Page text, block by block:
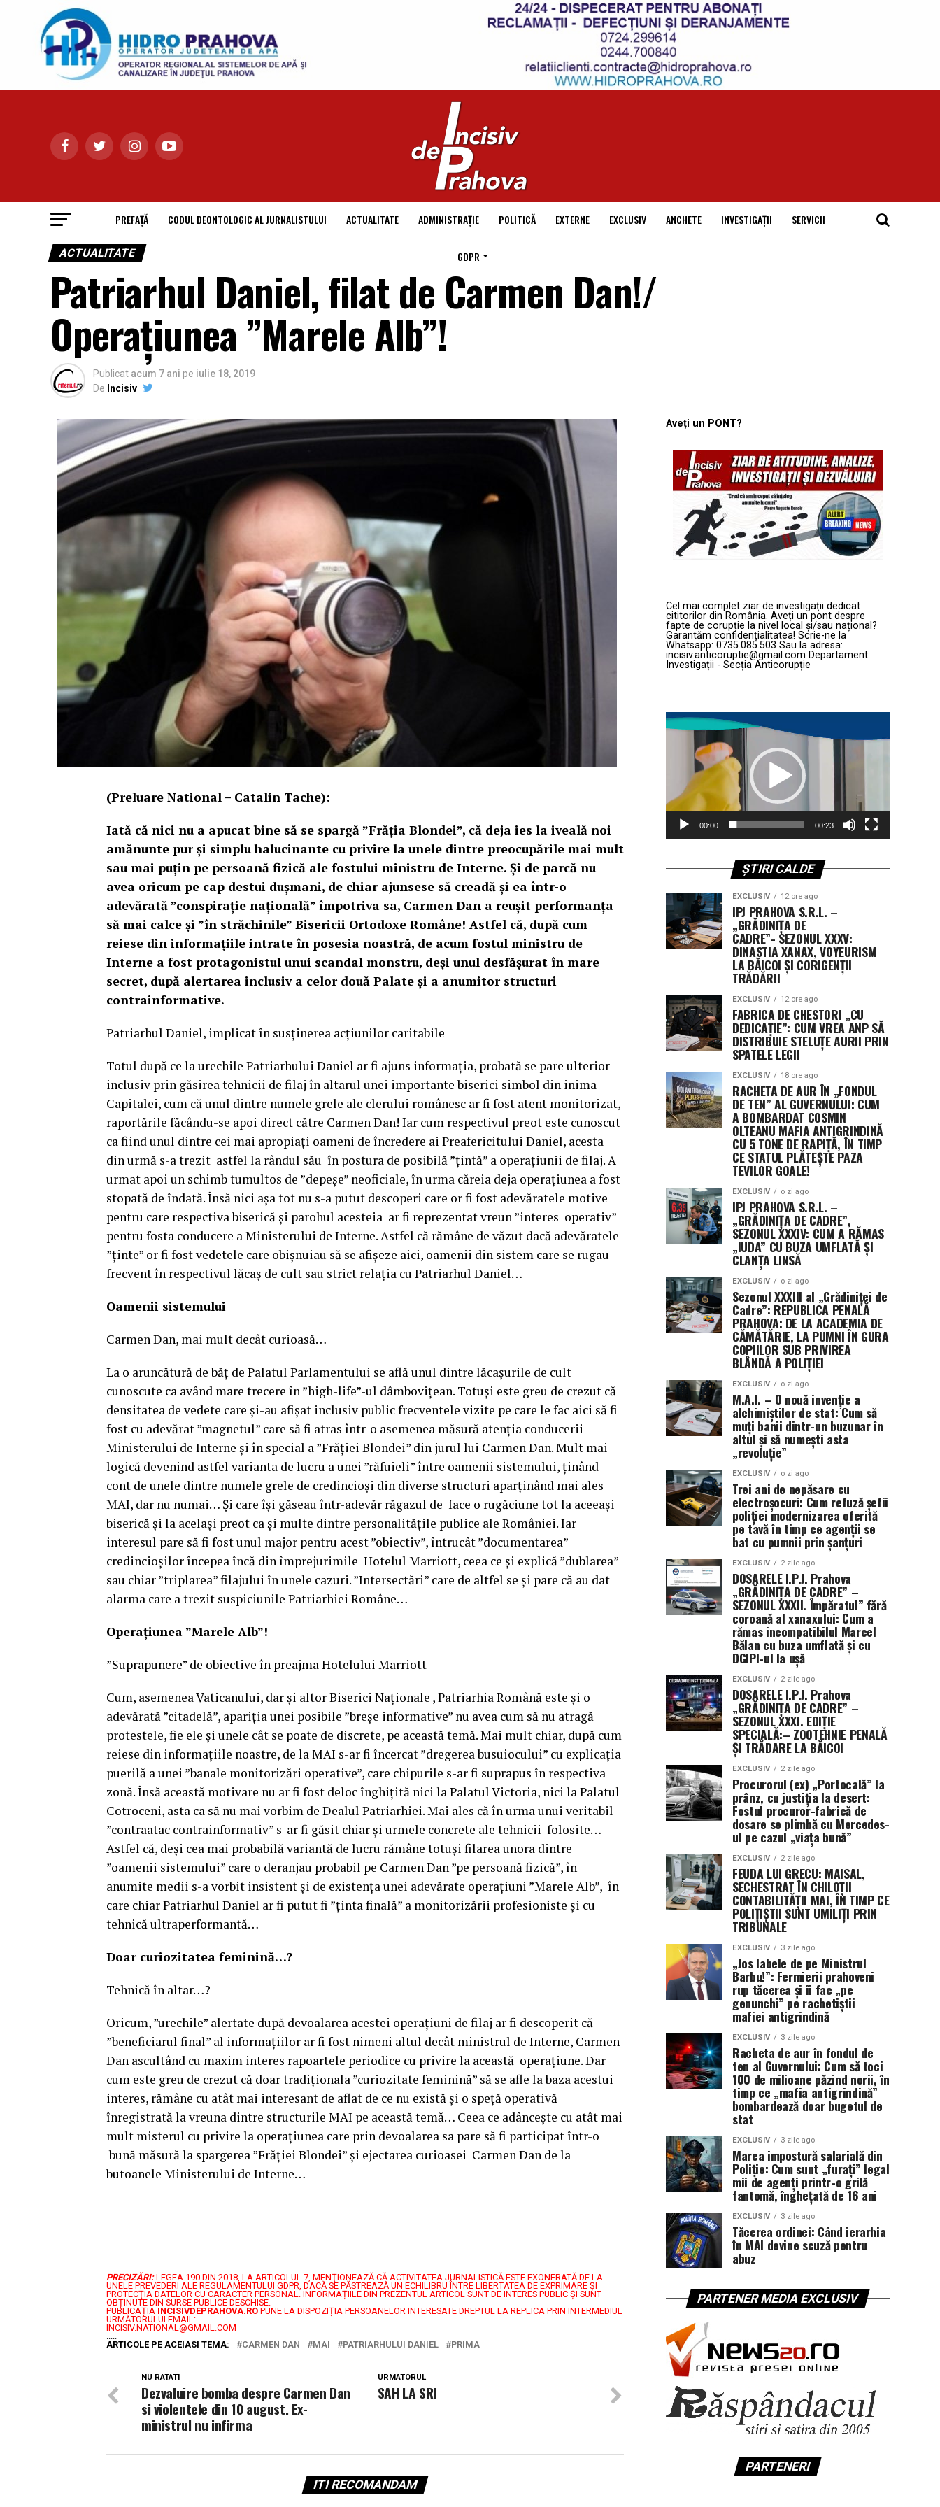
PREFAȚĂ CODUL DEONTOLOGIC AL JURNALISTULUI ACTUALITATE ADMINISTRAȚIE POLITICĂ EXTERNE EXCLUSIV ANCHETE INVESTIGAȚII SERVICII
GDPR
ACTUALITATE
Patriarhul Daniel, filat de Carmen Dan!/
Operațiunea ”Marele Alb”!
Publicat acum 7 ani pe iulie 18, 2019
De Incisiv
(Preluare National – Catalin Tache):
Iată că nici nu a apucat bine să se spargă ”Frăția Blondei”, că deja ies la iveală noi
amănunte pur și simplu halucinante cu privire la unele dintre preocupările mai mult
sau mai puțin pe persoană fizică ale fostului ministru de Interne. Și de parcă nu
avea oricum pe cap destui dușmani, de chiar ajunsese să creadă și ea într-o
adevărată ”conspirație națională” împotriva sa, Carmen Dan a reușit performanța
să mai calce și ”în străchinile” Bisericii Ortodoxe Române! Astfel că, după cum
reiese din informațiile intrate în posesia noastră, de acum fostul ministru de
Interne a fost protagonistul unui scandal monstru, deși unul desfășurat în mare
secret, după alertarea inclusiv a celor două Palate și a anumitor structuri
contrainformative.
Patriarhul Daniel, implicat în susținerea acțiunilor caritabile
Totul după ce la urechile Patriarhului Daniel ar fi ajuns informația, probată se pare ulterior
inclusiv prin găsirea tehnicii de filaj în altarul unei importante biserici simbol din inima
Capitalei, cum că unul dintre numele grele ale clerului românesc ar fi fost atent monitorizat,
raportările făcându-se apoi direct către Carmen Dan! Iar cum respectivul preot este cunoscut
ca fiind unul dintre cei mai apropiați oameni de încredere ai Preafericitului Daniel, acesta
din urmă s-a trezit astfel la rândul său în postura de posibilă ”țintă” a operațiunii de filaj. A
urmat apoi un schimb tumultos de ”depeșe” neoficiale, în urma căreia deja operațiunea a fost
stopată de îndată. Însă nici așa tot nu s-a putut descoperi care or fi fost adevăratele motive
pentru care respectiva biserică și parohul acesteia ar fi reprezentat vreun ”interes operativ”
pentru fosta conducere a Ministerului de Interne. Astfel că rămâne de văzut dacă adevăratele
”ținte” or fi fost vedetele care obișnuiau să se afișeze aici, oamenii din sistem care se rugau
frecvent în respectivul lăcaș de cult sau strict relația cu Patriarhul Daniel…
Oamenii sistemului
Carmen Dan, mai mult decât curioasă…
La o aruncătură de băț de Palatul Parlamentului se află unul dintre lăcașurile de cult
cunoscute ca având mare trecere în ”high-life”-ul dâmbovițean. Totuși este greu de crezut că
densitatea de vedete care și-au afișat inclusiv public frecventele vizite pe care le fac aici să fi
fost cu adevărat ”magnetul” care să fi atras într-o asemenea măsură atenția conducerii
Ministerului de Interne și în special a ”Frăției Blondei” din jurul lui Carmen Dan. Mult mai
logică devenind astfel varianta de lucru a unei ”răfuieli” între oamenii sistemului, ținând
cont de unele dintre numele grele de credincioși din diverse structuri aparținând mai ales
MAI, dar nu numai… Și care își găseau într-adevăr răgazul de face o rugăciune tot la aceeași
biserică și la același preot ca și multe dintre personalitățile publice ale României. Iar
interesul pare să fi fost unul major pentru acest ”obiectiv”, întrucât ”documentarea”
credincioșilor începea încă din împrejurimile Hotelul Marriott, ceea ce și explică ”dublarea”
sau chiar ”triplarea” filajului în unele cazuri. ”Intersectări” care de altfel se și pare că au dat
alarma care a trezit suspiciunile Patriarhiei Române…
Operațiunea ”Marele Alb”!
”Suprapunere” de obiective în preajma Hotelului Marriott
Cum, asemenea Vaticanului, dar și altor Biserici Naționale , Patriarhia Română este și o
adevărată ”citadelă”, apariția unei posibile ”breșe informative” nu avea cum să nu atragă
protestele, fie ele și unele cât se poate de discrete, pe această temă. Mai mult chiar, după cum
reiese din informațiile noastre, de la MAI s-ar fi încercat ”dregerea busuiocului” cu explicația
puerilă a unei ”banale monitorizări operative”, care chipurile s-ar fi suprapus în respectiva
zonă. Însă această motivare nu ar fi fost deloc înghițită nici la Palatul Victoria, nici la Palatul
Cotroceni, asta ca să nu mai vorbim de Dealul Patriarhiei. Mai ales că în urma unui veritabil
”contraatac contrainformativ” s-ar fi găsit chiar și urmele concrete ale tehnicii folosite…
Astfel că, deși cea mai probabilă variantă de lucru rămâne totuși filarea unora dintre
”oamenii sistemului” care o deranjau probabil pe Carmen Dan ”pe persoană fizică”, în
anumite medii s-a vorbit insistent și de existența unei adevărate operațiuni ”Marele Alb”, în
care chiar Patriarhul Daniel ar fi putut fi ”ținta finală” a monitorizării profesioniste și cu
tehnică ultraperformantă…
Doar curiozitatea feminină…?
Tehnică în altar…?
Oricum, ”urechile” alertate după devoalarea acestei operațiuni de filaj ar fi descoperit că
”beneficiarul final” al informațiilor ar fi fost nimeni altul decât ministrul de Interne, Carmen
Dan ascultând cu maxim interes rapoartele periodice cu privire la această operațiune. Dar
cum este greu de crezut că doar tradiționala ”curiozitate feminină” să se afle la baza acestui
interes, rămâne cu atât mai interesant de aflat de ce nu există și o speță operativă
înregistrată la vreuna dintre structurile MAI pe această temă… Ceea ce adâncește cu atât mai
mult misterul cu privire la operațiunea care prin devoalarea sa pare să fi participat într-o
bună măsură la spargerea ”Frăției Blondei” și ejectarea curioasei Carmen Dan de la
butoanele Ministerului de Interne…
PRECIZĂRI: LEGEA 190 DIN 2018, LA ARTICOLUL 7, MENŢIONEAZĂ CĂ ACTIVITATEA JURNALISTICĂ ESTE EXONERATĂ DE LA
UNELE PREVEDERI ALE REGULAMENTULUI GDPR, DACĂ SE PĂSTREAZĂ UN ECHILIBRU ÎNTRE LIBERTATEA DE EXPRIMARE ŞI
PROTECŢIA DATELOR CU CARACTER PERSONAL. INFORMAȚIILE DIN PREZENTUL ARTICOL SUNT DE INTERES PUBLIC ȘI SUNT
OBȚINUTE DIN SURSE PUBLICE DESCHISE.
PUBLICAȚIA INCISIVDEPRAHOVA.RO PUNE LA DISPOZIȚIA PERSOANELOR INTERESATE DREPTUL LA REPLICA PRIN INTERMEDIUL
URMĂTORULUI EMAIL:
INCISIV.NATIONAL@GMAIL.COM
.....
ARTICOLE PE ACEIASI TEMA:
CARMEN DAN MAI PATRIARHULUI DANIEL PRIMA
URMATORUL
SAH LA SRI
NU RATATI
Dezvaluire bomba despre Carmen Dan
si violentele din 10 august. Ex-
ministrul nu infirma
ITI RECOMANDAM
Aveți un PONT?
Cel mai complet ziar de investigații dedicat
cititorilor din România. Aveți un pont despre
fapte de corupție la nivel local și/sau național?
Garantăm confidențialitatea! Scrie-ne la
Whatsapp: 0735.085.503 Sau la adresa:
incisiv.anticoruptie@gmail.com Departament
Investigații - Secția Anticorupție
Player
video
00:00 00:23
ȘTIRI CALDE
EXCLUSIV 12 ore ago
IPJ PRAHOVA S.R.L. –
„GRĂDINIȚA DE
CADRE”- SEZONUL XXXV:
DINASTIA XANAX, VOYEURISM
LA BĂICOI ȘI CORIGENȚII
TRĂDĂRII
EXCLUSIV 12 ore ago
FABRICA DE CHESTORI „CU
DEDICAȚIE”: CUM VREA ANP SĂ
DISTRIBUIE STELUȚE AURII PRIN
SPATELE LEGII
EXCLUSIV 18 ore ago
RACHETA DE AUR ÎN „FONDUL
DE TEN” AL GUVERNULUI: CUM
A BOMBARDAT COSMIN
OLTEANU MAFIA ANTIGRINDINĂ
CU 5 TONE DE RAPIȚĂ, ÎN TIMP
CE STATUL PLĂTEȘTE PAZA
TEVILOR GOALE!
EXCLUSIV o zi ago
IPJ PRAHOVA S.R.L. –
„GRĂDINIȚA DE CADRE”,
SEZONUL XXXIV: CUM A RĂMAS
„IUDA” CU BUZA UMFLATĂ ȘI
CLANȚA LINSĂ
EXCLUSIV o zi ago
Sezonul XXXIII al „Grădiniței de
Cadre”: REPUBLICA PENALĂ
PRAHOVA: DE LA ACADEMIA DE
CĂMĂTĂRIE, LA PUMNI ÎN GURA
COPIILOR SUB PRIVIREA
BLÂNDĂ A POLIȚIEI
EXCLUSIV o zi ago
M.A.I. – O nouă invenție a
alchimiștilor de stat: Cum să
muți banii dintr-un buzunar în
altul și să numești asta
„revoluție”
EXCLUSIV o zi ago
Trei ani de nepăsare cu
electroșocuri: Cum refuză șefii
poliției modernizarea oferită
pe tavă în timp ce agenții se
bat cu pumnii prin șanțuri
EXCLUSIV 2 zile ago
DOSARELE I.P.J. Prahova
„GRĂDINIȚA DE CADRE” –
SEZONUL XXXII. Împăratul” fără
coroană al xanaxului: Cum a
rămas incompatibilul Marcel
Bălan cu buza umflată și cu
DGIPI-ul la ușă
EXCLUSIV 2 zile ago
DOSARELE I.P.J. Prahova
„GRĂDINIȚA DE CADRE” –
SEZONUL XXXI. EDIȚIE
SPECIALĂ:– ZOOTEHNIE PENALĂ
ȘI TRĂDARE LA BĂICOI
EXCLUSIV 2 zile ago
Procurorul (ex) „Portocală” la
prânz, cu justiția la desert:
Fostul procuror-fabrică de
dosare se plimbă cu Mercedes-
ul pe cazul „viața bună”
EXCLUSIV 2 zile ago
FEUDA LUI GRECU: MAISAL,
SECHESTRAT ÎN CHILOȚII
CONTABILITĂȚII MAI, ÎN TIMP CE
POLIȚIȘTII SUNT UMILIȚI PRIN
TRIBUNALE
EXCLUSIV 3 zile ago
„Jos labele de pe Ministrul
Barbu!”: Fermierii prahoveni
rup tăcerea și îi fac „pe
genunchi” pe rachetiștii
mafiei antigrindină
EXCLUSIV 3 zile ago
Racheta de aur în fondul de
ten al Guvernului: Cum să toci
100 de milioane păzind norii, în
timp ce „mafia antigrindină”
bombardează doar bugetul de
stat
EXCLUSIV 3 zile ago
Marea impostură salarială din
Poliție: Cum sunt „furați” legal
mii de agenți printr-o grilă
fantomă, înghețată de 16 ani
EXCLUSIV 3 zile ago
Tăcerea ordinei: Când ierarhia
în MAI devine scuză pentru
abuz
PARTENER MEDIA EXCLUSIV
PARTENERI